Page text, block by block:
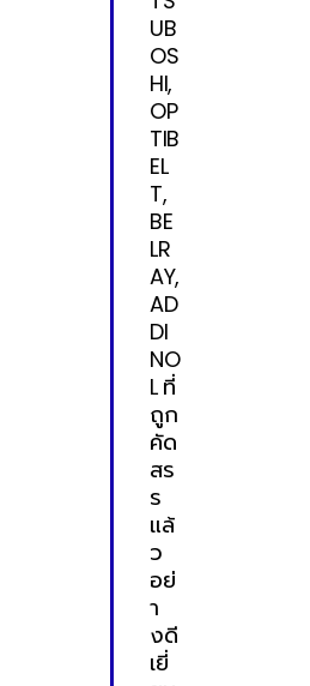
UB
OS
HI,
OP
TIB
EL
T,
BE
LR
AY,
AD
DI
NO
L ที่
ถูก
คัด
สร
ร
แล้
ว
อย่
า
งดี
เยี่